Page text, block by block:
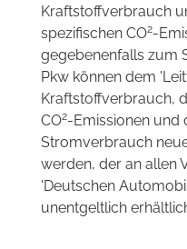
Kraftstoffverbrauch
spezifischen CO2-
gegebenenfalls zum
Pkw können dem
Kraftstoffverbrauch,
CO2-Emissionen und
Stromverbrauch
werden, der an allen
'Deutschen
unentgeltlich